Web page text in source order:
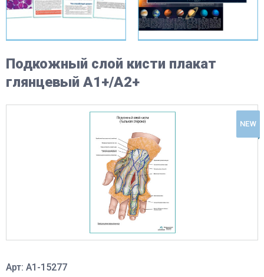
Подкожный слой кисти плакат
глянцевый А1+/А2+
NEW
Арт: A1-15277